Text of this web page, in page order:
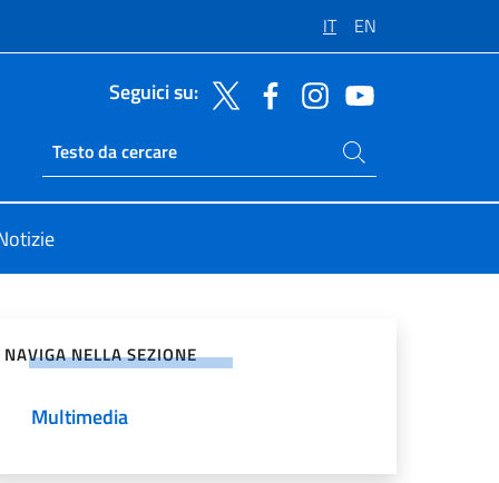
IT EN
Seguici su:
Ricerca sito live
Cerca nel sito
NAVIGA NELLA SEZIONE
Multimedia